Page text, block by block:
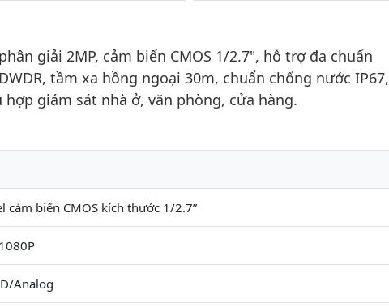
giải 2MP, cảm biến CMOS 1/2.7", hỗ trợ đa chuẩn
tầm xa hồng ngoại 30m, chuẩn chống nước IP67,
hợp giám sát nhà ở, văn phòng, cửa hàng.
cảm biến CMOS kích thước 1/2.7”
Analog